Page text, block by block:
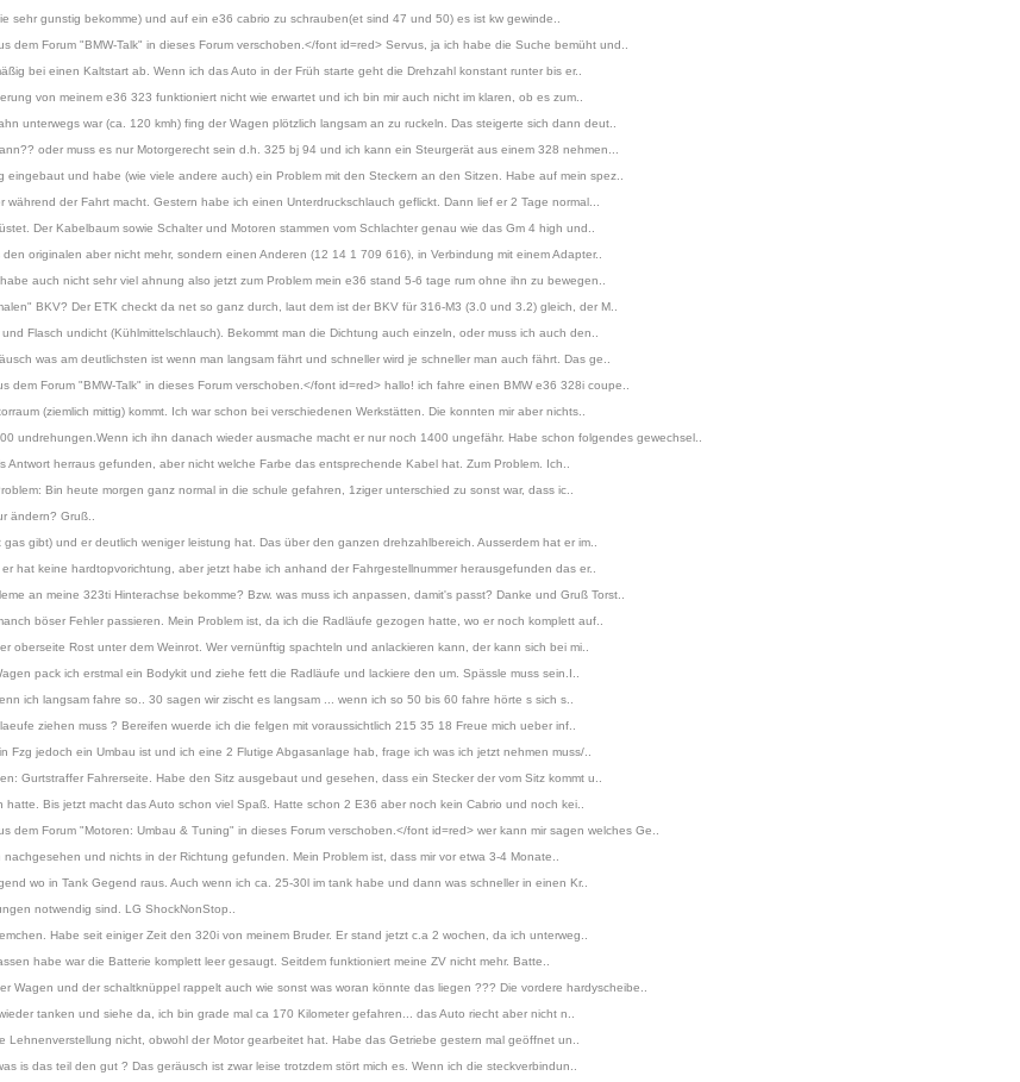
gunstig bekomme) und auf ein e36 cabrio zu schrauben(et sind 47 und 50) es ist kw gewinde..
Forum "BMW-Talk" in dieses Forum verschoben.</font id=red> Servus, ja ich habe die Suche bemüht und..
bei einen Kaltstart ab. Wenn ich das Auto in der Früh starte geht die Drehzahl konstant runter bis er..
von meinem e36 323 funktioniert nicht wie erwartet und ich bin mir auch nicht im klaren, ob es zum..
unterwegs war (ca. 120 kmh) fing der Wagen plötzlich langsam an zu ruckeln. Das steigerte sich dann deut..
oder muss es nur Motorgerecht sein d.h. 325 bj 94 und ich kann ein Steurgerät aus einem 328 nehmen...
und habe (wie viele andere auch) ein Problem mit den Steckern an den Sitzen. Habe auf mein spez..
der Fahrt macht. Gestern habe ich einen Unterdruckschlauch geflickt. Dann lief er 2 Tage normal...
Der Kabelbaum sowie Schalter und Motoren stammen vom Schlachter genau wie das Gm 4 high und..
originalen aber nicht mehr, sondern einen Anderen (12 14 1 709 616), in Verbindung mit einem Adapter..
auch nicht sehr viel ahnung also jetzt zum Problem mein e36 stand 5-6 tage rum ohne ihn zu bewegen..
BKV? Der ETK checkt da net so ganz durch, laut dem ist der BKV für 316-M3 (3.0 und 3.2) gleich, der M..
Flasch undicht (Kühlmittelschlauch). Bekommt man die Dichtung auch einzeln, oder muss ich auch den..
was am deutlichsten ist wenn man langsam fährt und schneller wird je schneller man auch fährt. Das ge..
Forum "BMW-Talk" in dieses Forum verschoben.</font id=red> hallo! ich fahre einen BMW e36 328i coupe..
(ziemlich mittig) kommt. Ich war schon bei verschiedenen Werkstätten. Die konnten mir aber nichts..
undrehungen.Wenn ich ihn danach wieder ausmache macht er nur noch 1400 ungefähr. Habe schon folgendes gewechsel..
herraus gefunden, aber nicht welche Farbe das entsprechende Kabel hat. Zum Problem. Ich..
Bin heute morgen ganz normal in die schule gefahren, 1ziger unterschied zu sonst war, dass ic..
ändern? Gruß..
gibt) und er deutlich weniger leistung hat. Das über den ganzen drehzahlbereich. Ausserdem hat er im..
hat keine hardtopvorichtung, aber jetzt habe ich anhand der Fahrgestellnummer herausgefunden das er..
an meine 323ti Hinterachse bekomme? Bzw. was muss ich anpassen, damit's passt? Danke und Gruß Torst..
böser Fehler passieren. Mein Problem ist, da ich die Radläufe gezogen hatte, wo er noch komplett auf..
Rost unter dem Weinrot. Wer vernünftig spachteln und anlackieren kann, der kann sich bei mi..
pack ich erstmal ein Bodykit und ziehe fett die Radläufe und lackiere den um. Spässle muss sein.I..
ich langsam fahre so.. 30 sagen wir zischt es langsam ... wenn ich so 50 bis 60 fahre hörte s sich s..
ziehen muss ? Bereifen wuerde ich die felgen mit voraussichtlich 215 35 18 Freue mich ueber inf..
jedoch ein Umbau ist und ich eine 2 Flutige Abgasanlage hab, frage ich was ich jetzt nehmen muss/..
Gurtstraffer Fahrerseite. Habe den Sitz ausgebaut und gesehen, dass ein Stecker der vom Sitz kommt u..
Bis jetzt macht das Auto schon viel Spaß. Hatte schon 2 E36 aber noch kein Cabrio und noch kei..
Forum "Motoren: Umbau & Tuning" in dieses Forum verschoben.</font id=red> wer kann mir sagen welches Ge..
und nichts in der Richtung gefunden. Mein Problem ist, dass mir vor etwa 3-4 Monate..
wo in Tank Gegend raus. Auch wenn ich ca. 25-30l im tank habe und dann was schneller in einen Kr..
notwendig sind. LG ShockNonStop..
Habe seit einiger Zeit den 320i von meinem Bruder. Er stand jetzt c.a 2 wochen, da ich unterweg..
habe war die Batterie komplett leer gesaugt. Seitdem funktioniert meine ZV nicht mehr. Batte..
und der schaltknüppel rappelt auch wie sonst was woran könnte das liegen ??? Die vordere hardyscheibe..
tanken und siehe da, ich bin grade mal ca 170 Kilometer gefahren... das Auto riecht aber nicht n..
nicht, obwohl der Motor gearbeitet hat. Habe das Getriebe gestern mal geöffnet un..
is das teil den gut ? Das geräusch ist zwar leise trotzdem stört mich es. Wenn ich die steckverbindun..